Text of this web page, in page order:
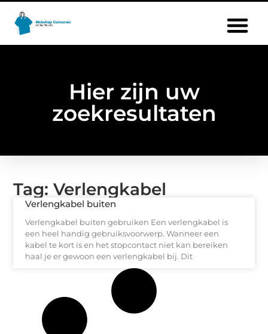
Hier zijn uw
zoekresultaten
Tag: Verlengkabel
Verlengkabel buiten
Verlengkabel buiten gebruiken Een verlengkabel is
een heel handig gebruiksvoorwerp. Wanneer een
kabel te kort is en het stopcontact niet kan bereiken
haal je er gewoon een verlengkabel bij. Dit